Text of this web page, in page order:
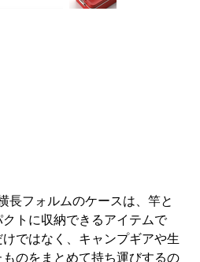
長フォルムのケースは、竿と
トに収納できるアイテムで
ではなく、キャンプギアや生
のをまとめて持ち運びするの